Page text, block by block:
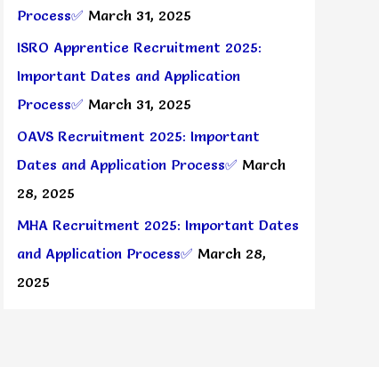
Process✅ March 31, 2025
ISRO Apprentice Recruitment 2025:
Important Dates and Application
Process✅ March 31, 2025
OAVS Recruitment 2025: Important
Dates and Application Process✅ March
28, 2025
MHA Recruitment 2025: Important Dates
and Application Process✅ March 28,
2025